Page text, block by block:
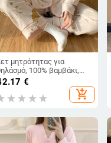
μητρότητας για
100% βαμβάκι,
άνοιγμα
θηλασμού, Άνοιξη 2023
€
add_shopping_cart